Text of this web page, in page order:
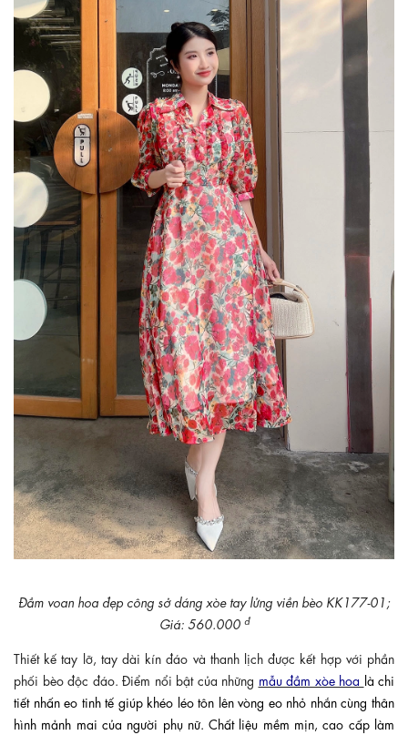
Đầm voan hoa đẹp công sở dáng xòe tay lửng viền bèo KK177-01;
Giá: 560.000 đ
Thiết kế tay lỡ, tay dài kín đáo và thanh lịch được kết hợp với phần
phối bèo độc đáo. Điểm nổi bật của những mẫu đầm xòe hoa là chi
tiết nhấn eo tinh tế giúp khéo léo tôn lên vòng eo nhỏ nhắn cùng thân
hình mảnh mai của người phụ nữ. Chất liệu mềm mịn, cao cấp làm